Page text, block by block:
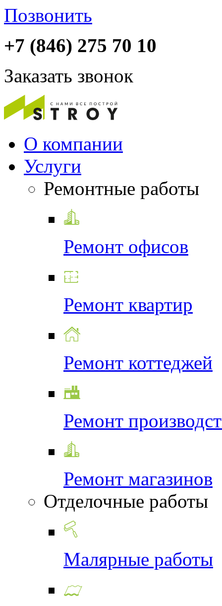
Позвонить
+7 (846) 275 70 10
Заказать звонок
О компании
Услуги
Ремонтные работы
Ремонт офисов
Ремонт квартир
Ремонт коттеджей
Ремонт
Ремонт магазинов
Отделочные работы
Малярные работы